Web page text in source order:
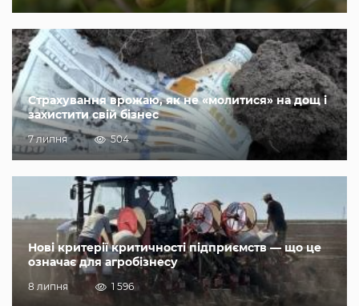
Страхування врожаю, як не «молитися» на дощ і
захистити свій бізнес
7 липня 504
Нові критерії критичності підприємств — що це
означає для агробізнесу
8 липня 1 596